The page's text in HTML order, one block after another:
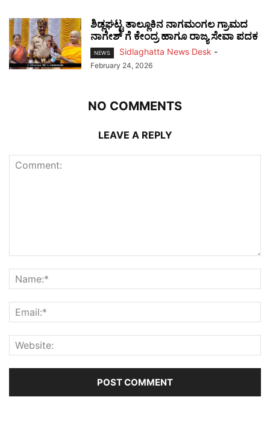
ಶಿಡ್ಲಘಟ್ಟ ತಾಲ್ಲೂಕಿನ ನಾಗಮಂಗಲ ಗ್ರಾಮದ
ನಾಗೇಶ್ ಗೆ ಕೇಂದ್ರ ಹಾಗೂ ರಾಜ್ಯ ಸೇವಾ ಪದಕ
NEWS Sidlaghatta News Desk -
February 24, 2026
NO COMMENTS
LEAVE A REPLY